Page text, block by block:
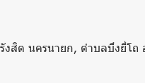
งสิต นครนายก, ตำบลบึงยี่โถ